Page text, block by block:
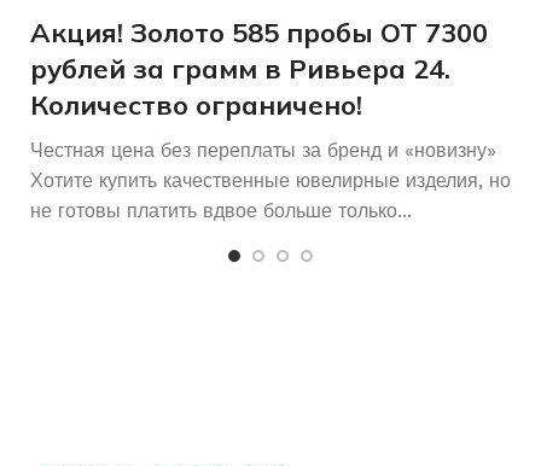
Акция! Золото 585 пробы ОТ 7300
рублей за грамм в Ривьера 24.
Количество ограничено!
Честная цена без переплаты за бренд и «новизну»
Хотите купить качественные ювелирные изделия, но
не готовы платить вдвое больше только...